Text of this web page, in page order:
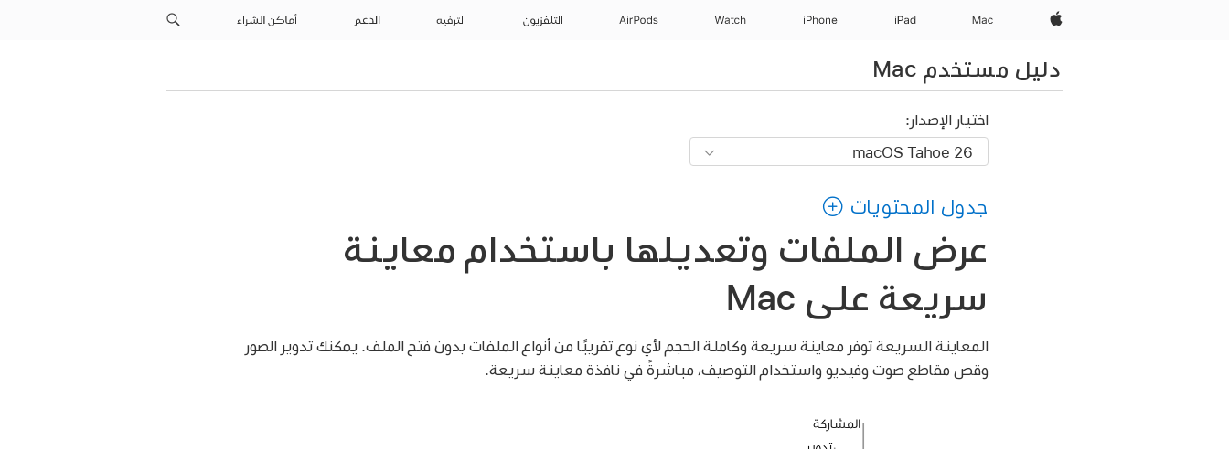
Apple‏
Mac
iPad‏
iPhone
Watch
AirPods التلفزيون الترفيه الدعم أماكن الشراء
دليل مستخدم Mac
اختيار الإصدار:
جدول المحتويات
عرض الملفات وتعديلها باستخدام معاينة
سريعة على Mac
المعاينة السريعة توفر معاينة سريعة وكاملة الحجم لأي نوع تقريبًا من أنواع الملفات بدون فتح الملف. يمكنك تدوير الصور
وقص مقاطع صوت وفيديو واستخدام التوصيف، مباشرةً في نافذة معاينة سريعة.